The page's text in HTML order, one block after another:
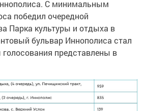
С минимальным
победил очередной
Парка культуры и отдыха в
бульвар Иннополиса стал
представлены в